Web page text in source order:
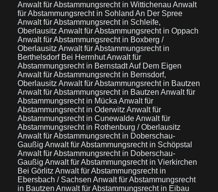
Anwalt für Abstammungsrecht in Wittichenau Anwalt
für Abstammungsrecht in Sohland An Der Spree
Anwalt für Abstammungsrecht in Schleife,
Oberlausitz Anwalt für Abstammungsrecht in Oppach
Anwalt für Abstammungsrecht in Boxberg /
Oberlausitz Anwalt für Abstammungsrecht in
Berthelsdorf Bei HerrnhutAnwalt für
Abstammungsrecht in Bernstadt Auf Dem Eigen
Anwalt für Abstammungsrecht in Bernsdorf,
Oberlausitz Anwalt für Abstammungsrecht in Bautzen
Anwalt für Abstammungsrecht in Bautzen Anwalt für
Abstammungsrecht in Mücka Anwalt für
Abstammungsrecht in Oderwitz Anwalt für
Abstammungsrecht in CunewaldeAnwalt für
Abstammungsrecht in Rothenburg / Oberlausitz
Anwalt für Abstammungsrecht in Doberschau-
Gaußig Anwalt für Abstammungsrecht in Schöpstal
Anwalt für Abstammungsrecht in Doberschau-
Gaußig Anwalt für Abstammungsrecht in Vierkirchen
Bei Görlitz Anwalt für Abstammungsrecht in
Ebersbach / Sachsen Anwalt für Abstammungsrecht
in Bautzen Anwalt für Abstammungsrecht in Eibau